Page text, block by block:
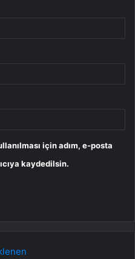
için adım, e-posta
kaydedilsin.